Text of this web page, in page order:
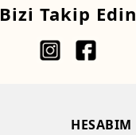
Bizi Takip Edin
HESABIM